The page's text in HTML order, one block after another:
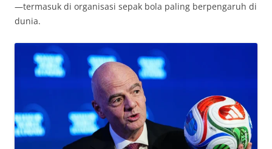
—termasuk di organisasi sepak bola paling berpengaruh di
dunia.